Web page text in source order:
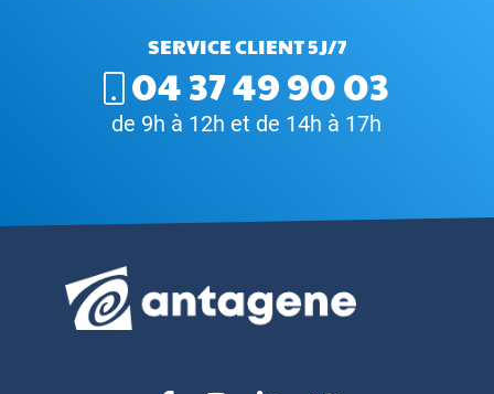
SERVICE CLIENT 5J/7
04 37 49 90 03
de 9h à 12h et de 14h à 17h